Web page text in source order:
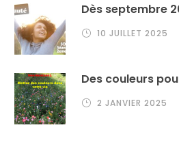
Dès septembre
10 JUILLET 2025
Des couleurs
2 JANVIER 2025